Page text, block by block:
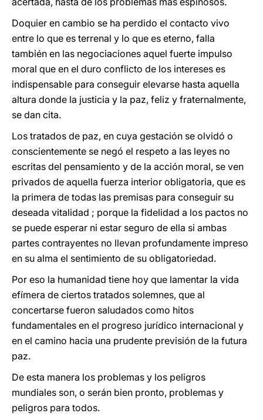
Doquier en cambio se ha perdido el contacto vivo
entre lo que es terrenal y lo que es eterno, falla
también en las negociaciones aquel fuerte impulso
moral que en el duro conflicto de los intereses es
indispensable para conseguir elevarse hasta aquella
altura donde la justicia y la paz, feliz y fraternalmente,
se dan cita.
Los tratados de paz, en cuya gestación se olvidó o
conscientemente se negó el respeto a las leyes no
escritas del pensamiento y de la acción moral, se ven
privados de aquella fuerza interior obligatoria, que es
la primera de todas las premisas para conseguir su
deseada vitalidad ; porque la fidelidad a los pactos no
se puede esperar ni estar seguro de ella si ambas
partes contrayentes no llevan profundamente impreso
en su alma el sentimiento de su obligatoriedad.
Por eso la humanidad tiene hoy que lamentar la vida
efímera de ciertos tratados solemnes, que al
concertarse fueron saludados como hitos
fundamentales en el progreso jurídico internacional y
en el camino hacia una prudente previsión de la futura
paz.
De esta manera los problemas y los peligros
mundiales son, o serán bien pronto, problemas y
peligros para todos.